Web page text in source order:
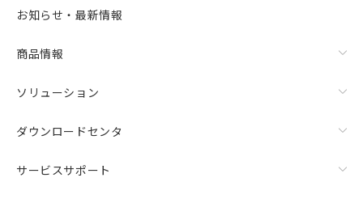
お知らせ・最新情報
商品情報
ソリューション
ダウンロードセンタ
サービスサポート